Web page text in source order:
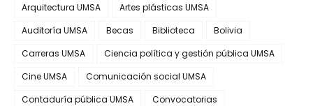
Arquitectura UMSA
Artes plásticas UMSA
Auditoría UMSA
Becas Biblioteca
Bolivia
Carreras UMSA
Ciencia política y gestión pública UMSA
Cine UMSA
Comunicación social UMSA
Contaduría pública UMSA
Convocatorias